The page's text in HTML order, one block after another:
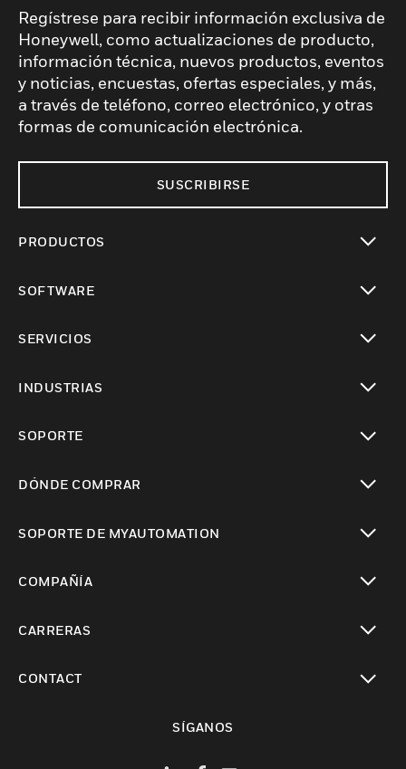
Regístrese para recibir información exclusiva de
Honeywell, como actualizaciones de producto,
información técnica, nuevos productos, eventos
y noticias, encuestas, ofertas especiales, y más,
a través de teléfono, correo electrónico, y otras
formas de comunicación electrónica.
SUSCRIBIRSE
PRODUCTOS
SOFTWARE
SERVICIOS
INDUSTRIAS
SOPORTE
DÓNDE COMPRAR
SOPORTE DE MYAUTOMATION
COMPAÑÍA
CARRERAS
CONTACT
SÍGANOS